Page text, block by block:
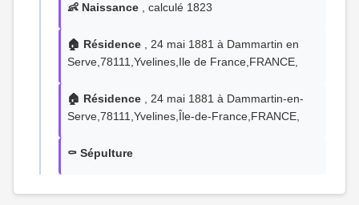
👶 Naissance , calculé 1823
🏠 Résidence , 24 mai 1881 à Dammartin en
Serve,78111,Yvelines,Ile de France,FRANCE,
🏠 Résidence , 24 mai 1881 à Dammartin-en-
Serve,78111,Yvelines,Île-de-France,FRANCE,
⚰️ Sépulture